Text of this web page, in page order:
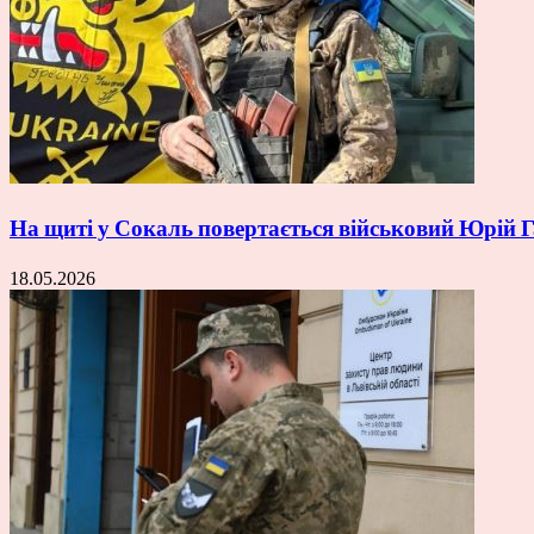
На щиті у Сокаль повертається військовий Юрій
18.05.2026